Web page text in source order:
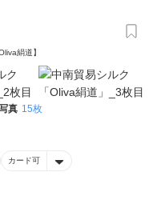
絹道】
真 15枚
カード可